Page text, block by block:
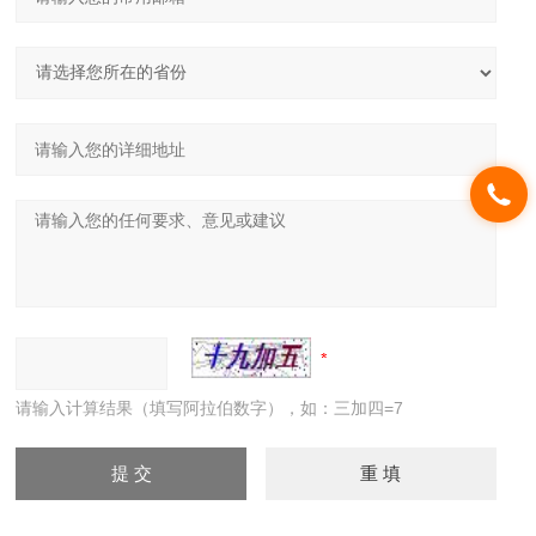
请输入计算结果（填写阿拉伯数字），如：三加四=7